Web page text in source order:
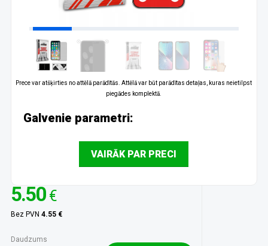
Prece var atšķirties no attēlā parādītās. Attēlā var būt parādītas detaļas, kuras neietilpst
piegādes komplektā.
Galvenie parametri:
VAIRĀK PAR PRECI
5.50 €
Bez PVN 4.55 €
Daudzums